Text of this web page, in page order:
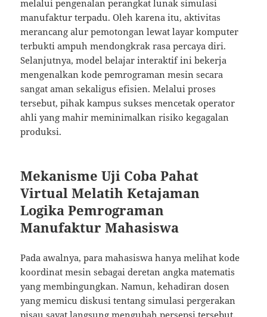
melalui pengenalan perangkat lunak simulasi
manufaktur terpadu. Oleh karena itu, aktivitas
merancang alur pemotongan lewat layar komputer
terbukti ampuh mendongkrak rasa percaya diri.
Selanjutnya, model belajar interaktif ini bekerja
mengenalkan kode pemrograman mesin secara
sangat aman sekaligus efisien. Melalui proses
tersebut, pihak kampus sukses mencetak operator
ahli yang mahir meminimalkan risiko kegagalan
produksi.
Mekanisme Uji Coba Pahat
Virtual Melatih Ketajaman
Logika Pemrograman
Manufaktur Mahasiswa
Pada awalnya, para mahasiswa hanya melihat kode
koordinat mesin sebagai deretan angka matematis
yang membingungkan. Namun, kehadiran dosen
yang memicu diskusi tentang simulasi pergerakan
pisau sayat langsung mengubah persepsi tersebut.